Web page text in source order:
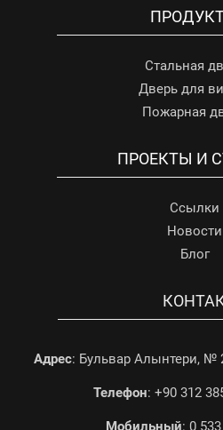
Стальная
Дверь для
Пожарная
ПРОЕКТЫ И
Ссылки
Новости
Блог
Адрес: Бульвар Алынтери,
Телефон: +90 312
Мобильный: 0